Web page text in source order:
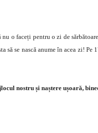
o faceți pentru o zi de
să se nască anume în acea zi! Pe
nostru și naștere ușoară,